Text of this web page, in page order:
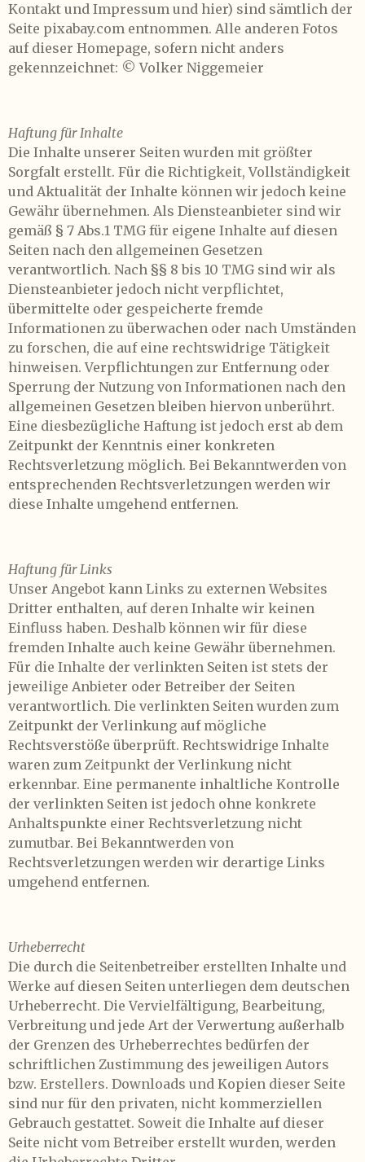
Kontakt und Impressum und hier) sind sämtlich der
Seite pixabay.com entnommen. Alle anderen Fotos
auf dieser Homepage, sofern nicht anders
gekennzeichnet: © Volker Niggemeier
Haftung für Inhalte
Die Inhalte unserer Seiten wurden mit größter
Sorgfalt erstellt. Für die Richtigkeit, Vollständigkeit
und Aktualität der Inhalte können wir jedoch keine
Gewähr übernehmen. Als Diensteanbieter sind wir
gemäß § 7 Abs.1 TMG für eigene Inhalte auf diesen
Seiten nach den allgemeinen Gesetzen
verantwortlich. Nach §§ 8 bis 10 TMG sind wir als
Diensteanbieter jedoch nicht verpflichtet,
übermittelte oder gespeicherte fremde
Informationen zu überwachen oder nach Umständen
zu forschen, die auf eine rechtswidrige Tätigkeit
hinweisen. Verpflichtungen zur Entfernung oder
Sperrung der Nutzung von Informationen nach den
allgemeinen Gesetzen bleiben hiervon unberührt.
Eine diesbezügliche Haftung ist jedoch erst ab dem
Zeitpunkt der Kenntnis einer konkreten
Rechtsverletzung möglich. Bei Bekanntwerden von
entsprechenden Rechtsverletzungen werden wir
diese Inhalte umgehend entfernen.
Haftung für Links
Unser Angebot kann Links zu externen Websites
Dritter enthalten, auf deren Inhalte wir keinen
Einfluss haben. Deshalb können wir für diese
fremden Inhalte auch keine Gewähr übernehmen.
Für die Inhalte der verlinkten Seiten ist stets der
jeweilige Anbieter oder Betreiber der Seiten
verantwortlich. Die verlinkten Seiten wurden zum
Zeitpunkt der Verlinkung auf mögliche
Rechtsverstöße überprüft. Rechtswidrige Inhalte
waren zum Zeitpunkt der Verlinkung nicht
erkennbar. Eine permanente inhaltliche Kontrolle
der verlinkten Seiten ist jedoch ohne konkrete
Anhaltspunkte einer Rechtsverletzung nicht
zumutbar. Bei Bekanntwerden von
Rechtsverletzungen werden wir derartige Links
umgehend entfernen.
Urheberrecht
Die durch die Seitenbetreiber erstellten Inhalte und
Werke auf diesen Seiten unterliegen dem deutschen
Urheberrecht. Die Vervielfältigung, Bearbeitung,
Verbreitung und jede Art der Verwertung außerhalb
der Grenzen des Urheberrechtes bedürfen der
schriftlichen Zustimmung des jeweiligen Autors
bzw. Erstellers. Downloads und Kopien dieser Seite
sind nur für den privaten, nicht kommerziellen
Gebrauch gestattet. Soweit die Inhalte auf dieser
Seite nicht vom Betreiber erstellt wurden, werden